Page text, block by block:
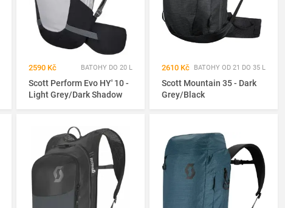
2590 Kč BATOHY DO 20 L
Scott Perform Evo HY' 10 -
Light Grey/Dark Shadow
2610 Kč BATOHY OD 21 DO 35 L
Scott Mountain 35 - Dark
Grey/Black